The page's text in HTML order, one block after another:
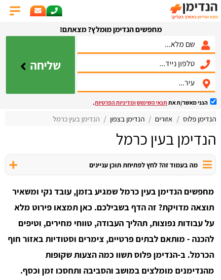
מחפשים הנדימן מומלץ? מצאתם!
שליחה
הנני מאשר/ת את תנאי השימושומדיניות הפרטיות.
הנדימן פלוס אזורים הנדימן בצפון הנדימן בעין כרמל
הנדימן בעין כרמל
מה בעמוד זה? לחץ לפתיחת תוכן עניינים
מחפשים הנדימן בעין כרמל שמגיע בזמן, עובד נקי ומשאיר
תוצאה מדויקת? זה הדף בשבילכם. כאן תמצאו פירוט מלא
על עבודות נפוצות, תהליך העבודה, טווחי מחירים, וטיפים
להכנה - מותאם לבתים פרטיים, צימרים וסטודיות באזור חוף
הכרמל. ב-הנדימן פלוס תשוו כמה הצעות שקופות
מהנדימנים מומלצים במושב והסביבה ותחסכו זמן וכסף.